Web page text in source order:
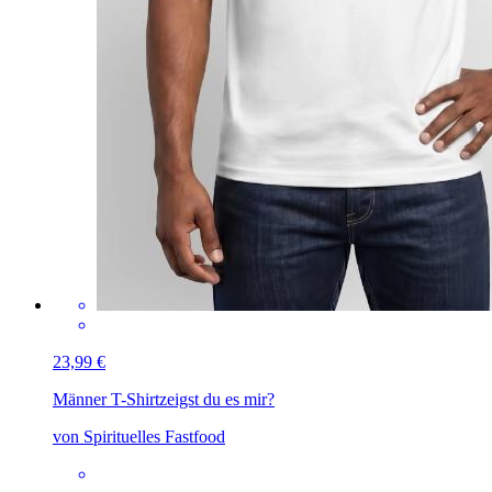
23,99 €
Männer T-Shirtzeigst du es mir?
von Spirituelles Fastfood